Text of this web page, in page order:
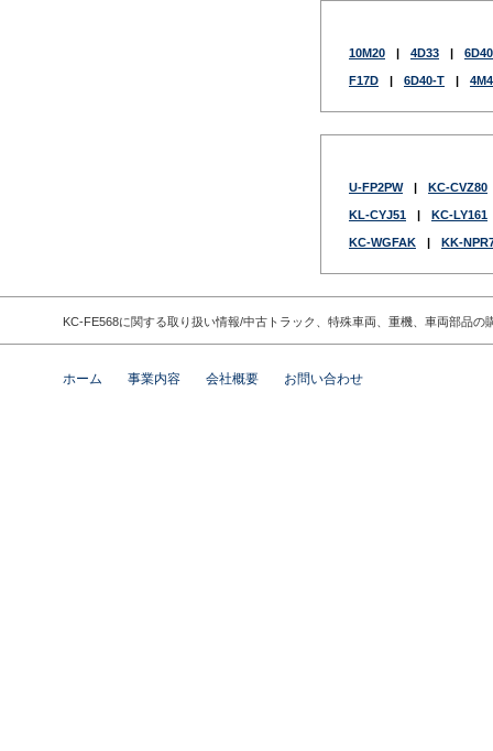
10M20 | 4D33 |
F17D | 6D40-T |
U-FP2PW | KC-CVZ80
KL-CYJ51 | KC-LY161
KC-WGFAK | KK-
KC-FE568に関する取り扱い情報/中古トラック、特殊車両、重機、車両部品
ホーム 事業内容 会社概要 お問い合わせ